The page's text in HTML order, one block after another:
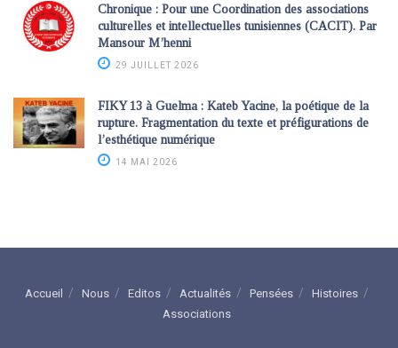
Chronique : Pour une Coordination des associations
culturelles et intellectuelles tunisiennes (CACIT). Par
Mansour M’henni
29 JUILLET 2026
FIKY 13 à Guelma : Kateb Yacine, la poétique de la
rupture. Fragmentation du texte et préfigurations de
l’esthétique numérique
14 MAI 2026
Accueil Nous Editos Actualités Pensées
Histoires
Associations